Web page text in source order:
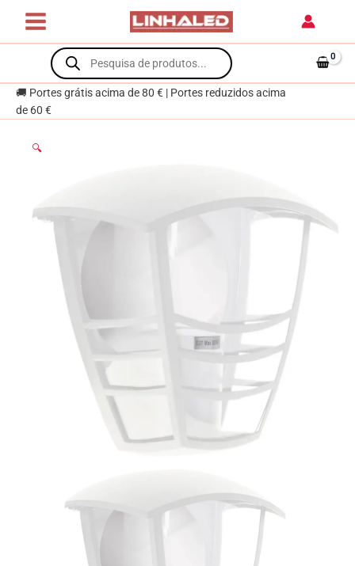
content
Products
search
🚚 Portes grátis acima de 80 € | Portes reduzidos acima
de 60 €
🔍
1xE27
C.19xL.13,5xAlt.19,5cm
Branco